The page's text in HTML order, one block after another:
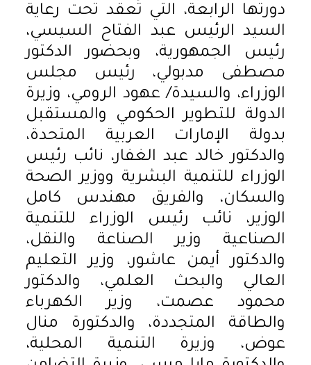
دورتها الرابعة، التي تُعقد تحت رعاية
السيد الرئيس عبد الفتاح السيسي،
رئيس الجمهورية، وبحضور الدكتور
مصطفى مدبولي، رئيس مجلس
الوزراء، والسيدة/ عهود الرومي، وزيرة
الدولة للتطوير الحكومي والمستقبل
بدولة الإمارات العربية المتحدة،
والدكتور خالد عبد الغفار، نائب رئيس
الوزراء للتنمية البشرية ووزير الصحة
والسكان، والفريق مهندس كامل
الوزير، نائب رئيس الوزراء للتنمية
الصناعية وزير الصناعة والنقل،
والدكتور أيمن عاشور، وزير التعليم
العالي والبحث العلمي، والدكتور
محمود عصمت، وزير الكهرباء
والطاقة المتجددة، والدكتورة منال
عوض، وزيرة التنمية المحلية،